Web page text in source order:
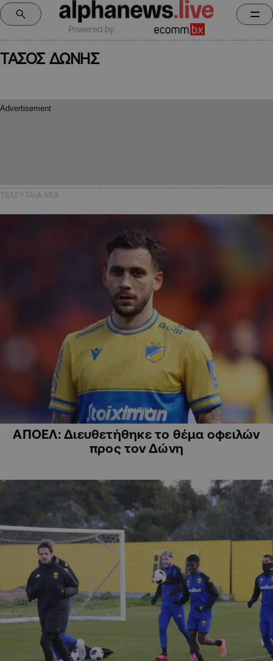
Powered by:
ΤΑΣΟΣ ΔΩΝΗΣ
ΑΘΛΗΤΙΚΑ
ΑΠΟΕΛ: Διευθετήθηκε το θέμα οφειλών
προς τον Δώνη